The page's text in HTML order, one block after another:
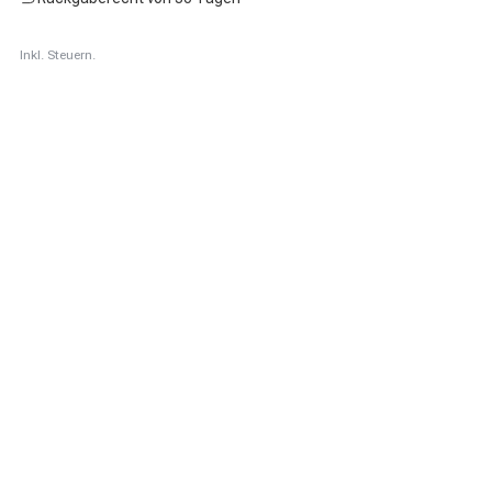
Inkl. Steuern.